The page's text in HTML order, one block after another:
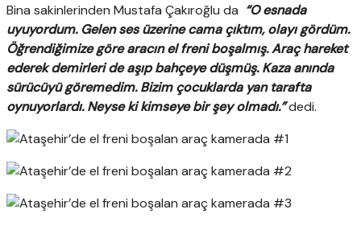
Bina sakinlerinden Mustafa Çakıroğlu da “O esnada
uyuyordum. Gelen ses üzerine cama çıktım, olayı gördüm.
Öğrendiğimize göre aracın el freni boşalmış. Araç hareket
ederek demirleri de aşıp bahçeye düşmüş. Kaza anında
sürücüyü göremedim. Bizim çocuklarda yan tarafta
oynuyorlardı. Neyse ki kimseye bir şey olmadı.”dedi.